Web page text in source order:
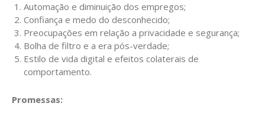
Automação e diminuição dos empregos;
Confiança e medo do desconhecido;
Preocupações em relação a privacidade e segurança;
Bolha de filtro e a era pós-verdade;
Estilo de vida digital e efeitos colaterais de
comportamento.
Promessas: